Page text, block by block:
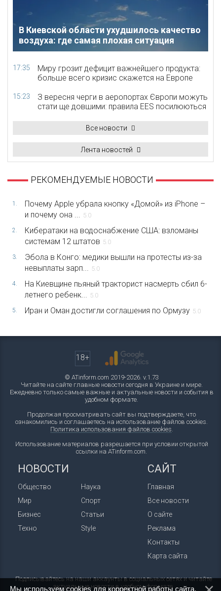
В Киевской области ухудшилось качество
воздуха: где самая плохая ситуация
17:35
Миру грозит дефицит важнейшего продукта:
больше всего кризис скажется на Европе
15:23
З вересня черги в аеропортах Європи можуть
стати ще довшими: правила EES посилюються
Все новости
Лента новостей
РЕКОМЕНДУЕМЫЕ НОВОСТИ
1.
Почему Apple убрала кнопку «Домой» из iPhone –
и почему она ...
5.0
2.
Кибератаки на водоснабжение США: взломаны
системам 12 штатов 5.0
3.
Эбола в Конго: медики вышли на протесты из-за
невыплаты зарп...
5.0
4.
На Киевщине пьяный тракторист насмерть сбил 6-
летнего ребенк...
5.0
5. Иран и Оман достигли соглашения по Ормузу 5.0
18+
© ATinform.com 2019-2026. v.1.73
Читайте на сайте главные новости сегодня в Украине и мире.
Ежедневно только самые важные и актуальные новости и события в
удобном формате.
Продолжая просматривать сайт вы подтверждаете, что
ознакомились и соглашаетесь на использование файлов cookies.
Политика использования файлов cookies
Использование материалов разрешается при условии открытой
ссылки на ATinform.com.
НОВОСТИ
Общество
Мир
Бизнес
Техно
Наука
Спорт
Статьи
Style
САЙТ
Главная
Все новости
О сайте
Реклама
Контакты
Карта сайта
Подписывайтесь на наши аккаунты в социальных сетях и читайте
актуальные новости в удобном формате.
Мы используем cookies для корректной работы сайта.